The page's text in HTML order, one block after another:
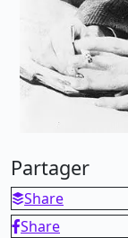
Partager
Share
Share